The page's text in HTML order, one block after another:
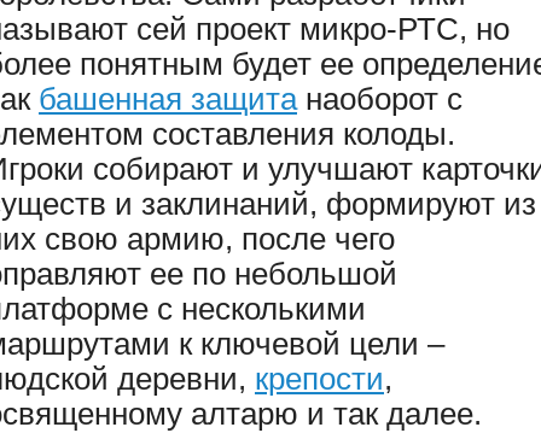
сей проект микро-РТС, но
понятным будет ее
башенная защитанаоборот с
составления колоды.
собирают и улучшают
и заклинаний, формируют из
свою армию, после чего
ее по небольшой
с несколькими
к ключевой цели –
деревни, крепости,
алтарю и так далее.